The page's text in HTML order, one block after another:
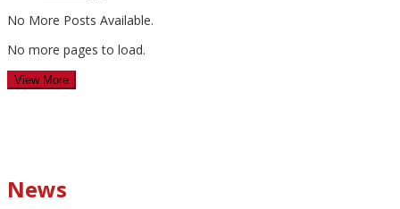
No More Posts Available.
No more pages to load.
View More
News